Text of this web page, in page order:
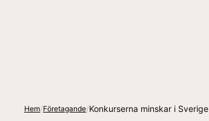
Hem/Företagande/Konkurserna minskar i